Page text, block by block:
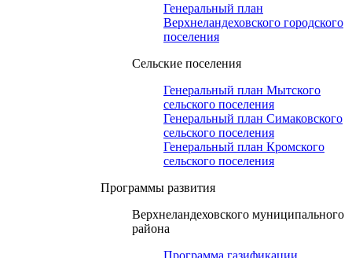
Генеральный план
Верхнеландеховского городского
поселения
Сельские поселения
Генеральный план Мытского
сельского поселения
Генеральный план Симаковского
сельского поселения
Генеральный план Кромского
сельского поселения
Программы развития
Верхнеландеховского муниципального
района
Программа газификации